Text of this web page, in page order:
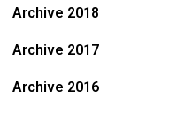
Archive 2018
Archive 2017
Archive 2016